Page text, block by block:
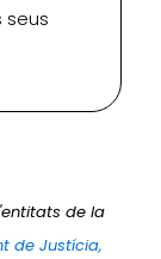
seus
de la
de Justícia,